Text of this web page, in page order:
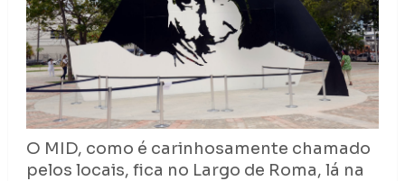
O MID, como é carinhosamente chamado
pelos locais, fica no Largo de Roma, lá na